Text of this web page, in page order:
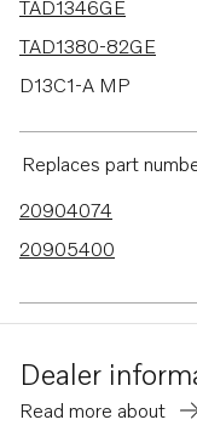
TAD1346GE
TAD1380-82GE
D13C1-A MP
D13C3-A MP
D13C4-A MP
D13B-A MP
D13B-G MP
D13B-L MP
Replaces part
20904074
20905400
Dealer
Read more about